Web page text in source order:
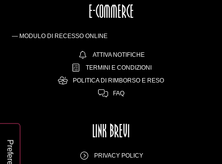
E-COMMERCE
— MODULO DI RECESSO ONLINE
ATTIVA NOTIFICHE
TERMINI E CONDIZIONI
POLITICA DI RIMBORSO E RESO
FAQ
LINK BREVI
PRIVACY POLICY